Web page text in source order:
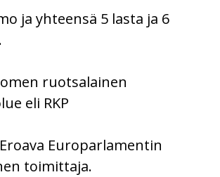
ja yhteensä 5 lasta ja 6
ruotsalainen
eli RKP
Eroava Europarlamentin
toimittaja.